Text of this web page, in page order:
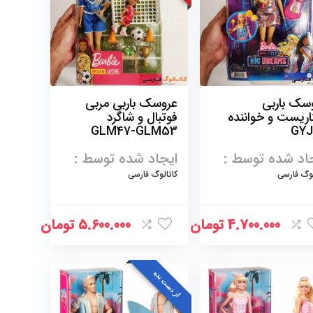
باربی
و خواننده
شده توسط :
فارسی
4.700.000تومان
عروسک باربی مربی
فوتبال و شاگرد
GLM47-GLM53
ایجاد شده توسط :
کاتالوگ فارسی
5.600.000 تومان
از دست نده